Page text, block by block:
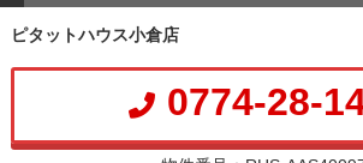
ピタットハウス小倉店
0774-28-